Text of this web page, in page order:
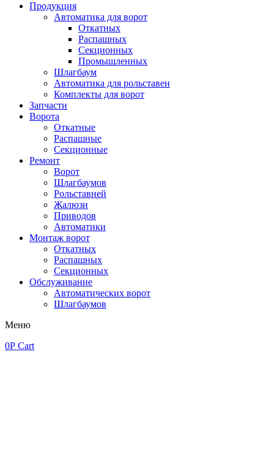
Продукция
Автоматика для ворот
Откатных
Распашных
Секционных
Промышленных
Шлагбаум
Автоматика для рольставен
Комплекты для ворот
Запчасти
Ворота
Откатные
Распашные
Секционные
Ремонт
Ворот
Шлагбаумов
Рольставней
Жалюзи
Приводов
Автоматики
Монтаж ворот
Откатных
Распашных
Секционных
Обслуживание
Автоматических ворот
Шлагбаумов
Меню
0Р Cart